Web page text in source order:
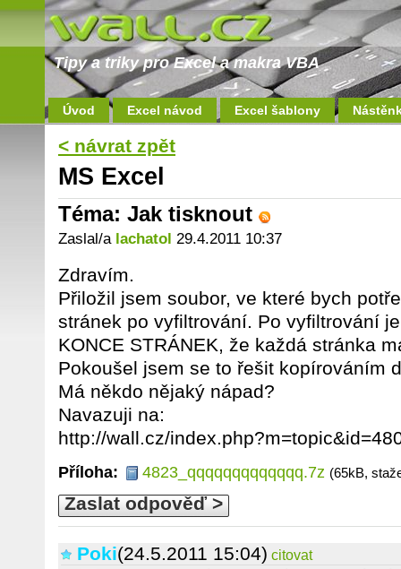
Tipy a triky pro Excel a makra VBA
Úvod Excel návod Excel šablony
< návrat zpět
MS Excel
Téma: Jak tisknout
Zaslal/a lachatol 29.4.2011 10:37
Zdravím.
Přiložil jsem soubor, ve které bych
stránek po vyfiltrování. Po vyfiltrování
KONCE STRÁNEK, že každá stránka
Pokoušel jsem se to řešit kopírováním
Má někdo nějaký nápad?
Navazuji na:
http://wall.cz/
Příloha: 4823_qqqqqqqqqqqqq.7z (65kB,
Zaslat odpověď >
Poki(24.5.2011 15:04) citovat